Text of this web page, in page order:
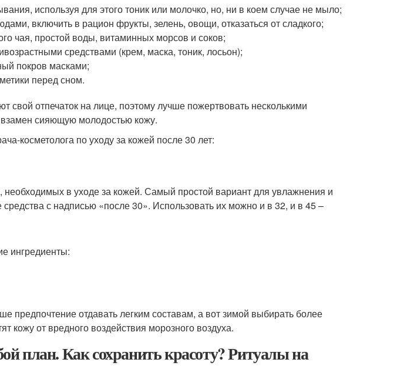
используя для этого тоник или молочко, но, ни в коем случае не мыло;
включить в рацион фрукты, зелень, овощи, отказаться от сладкого;
чая, простой воды, витаминных морсов и соков;
средствами (крем, маска, тоник, лосьон);
покров масками;
перед сном.
свой отпечаток на лице, поэтому лучше пожертвовать несколькими
сияющую молодостью кожу.
косметолога по уходу за кожей после 30 лет:
необходимых в уходе за кожей. Самый простой вариант для увлажнения и
с надписью «после 30». Использовать их можно и в 32, и в 45 –
ингредиенты:
предпочтение отдавать легким составам, а вот зимой выбирать более
кожу от вредного воздействия морозного воздуха.
план. Как сохранить красоту? Ритуалы на